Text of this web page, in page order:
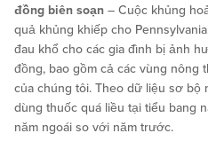
đồng biên soạn – Cuộc khủng
quả khủng khiếp cho
đau khổ cho các gia đình bị ảnh
đồng, bao gồm cả các vùng nông
của chúng tôi. Theo dữ liệu sơ bộ
dùng thuốc quá liều tại tiểu bang
năm ngoái so với năm trước.